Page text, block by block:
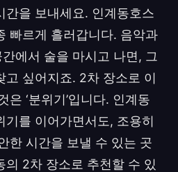
간을 보내세요. 인계동호스
빠르게 흘러갑니다. 음악과
에서 술을 마시고 나면, 그
고 싶어지죠. 2차 장소로 이
은 ‘분위기’입니다. 인계동
기를 이어가면서도, 조용히
한 시간을 보낼 수 있는 곳
의 2차 장소로 추천할 수 있